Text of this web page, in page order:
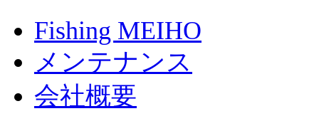
Fishing MEIHO
メンテナンス
会社概要